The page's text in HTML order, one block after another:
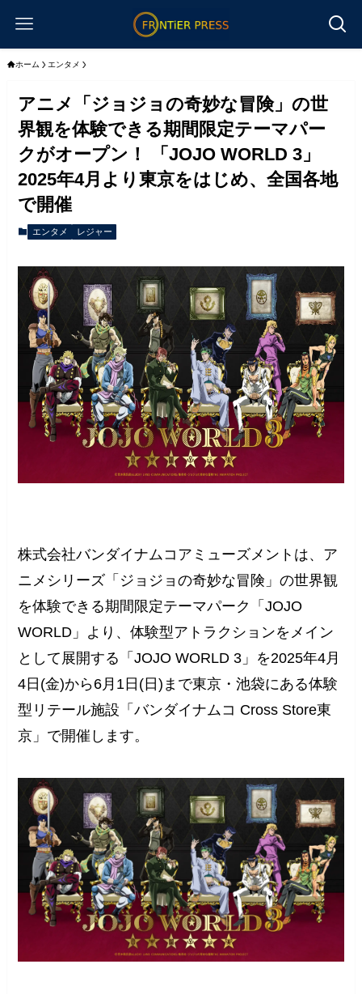
ホーム エンタメ
アニメ「ジョジョの奇妙な冒険」の世
界観を体験できる期間限定テーマパー
クがオープン！ 「JOJO WORLD 3」
2025年4月より東京をはじめ、全国各地
で開催
エンタメ レジャー
株式会社バンダイナムコアミューズメントは、ア
ニメシリーズ「ジョジョの奇妙な冒険」の世界観
を体験できる期間限定テーマパーク「JOJO
WORLD」より、体験型アトラクションをメイン
として展開する「JOJO WORLD 3」を2025年4月
4日(金)から6月1日(日)まで東京・池袋にある体験
型リテール施設「バンダイナムコ Cross Store東
京」で開催します。